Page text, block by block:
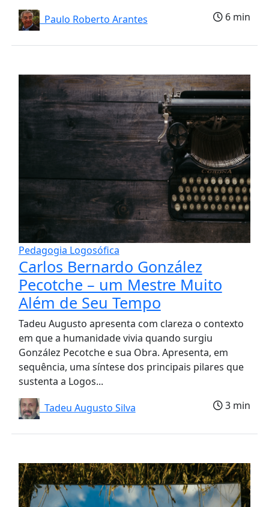
Paulo Roberto Arantes
6 min
Pedagogia Logosófica
Carlos Bernardo González
Pecotche – um Mestre Muito
Além de Seu Tempo
Tadeu Augusto apresenta com clareza o contexto
em que a humanidade vivia quando surgiu
González Pecotche e sua Obra. Apresenta, em
sequência, uma síntese dos principais pilares que
sustenta a Logos...
Tadeu Augusto Silva
3 min